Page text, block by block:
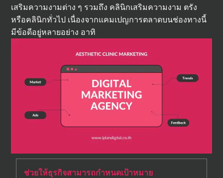
เสริมความงามต่าง ๆ รวมถึง คลินิกเสริมความงาม ตรัง
หรือคลินิกทั่วไป เนื่องจากแคมเปญการตลาดบนช่องทางนี้
มีข้อดีอยู่หลายอย่าง อาทิ
ช่วยให้ธุรกิจสามารถกำหนดเป้าหมาย